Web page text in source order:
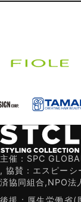
主催：SPC
, 協賛：エスピーシ
済協同組合,NPO法